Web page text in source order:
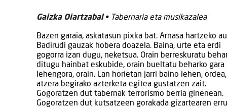
Gaizka Oiartzabal • Tabernaria eta musikazalea
Bazen garaia, askatasun pixka bat. Arnasa hartzeko
Badirudi gauzak hobera doazela. Baina, urte eta erdi
gogorra izan dugu, neketsua. Orain berreskuratu
ditugu hainbat eskubide, orain bueltatu beharko gara
lehengora, orain. Lan horietan jarri baino lehen,
atzera begirako azterketa egitea gustatzen zait.
Gogoratzen dut tabernak terrorismo berria ginenean.
Gogoratzen dut kutsatzeen gorakada gizartearen